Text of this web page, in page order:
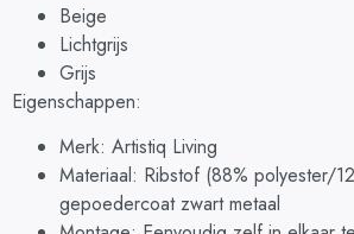
Beige
Lichtgrijs
Grijs
Eigenschappen:
Merk: Artistiq Living
Materiaal: Ribstof (88% polyester/
gepoedercoat zwart metaal